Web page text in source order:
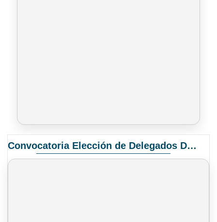
Convocatoria Elección de Delegados Docentes para el XIV Congreso Nacional de Universidades